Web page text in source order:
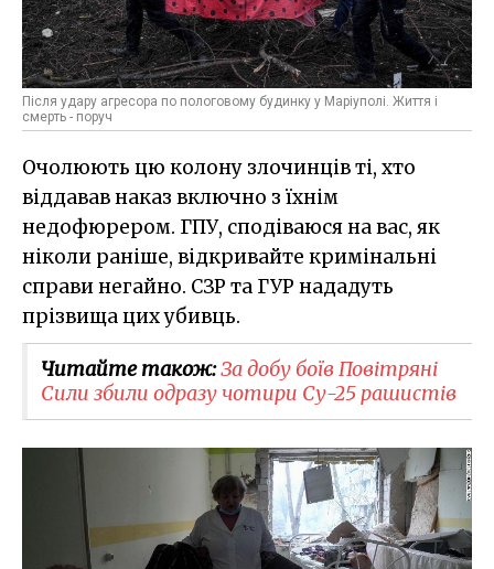
Після удару агресора по пологовому будинку у Маріуполі. Життя і
смерть - поруч
Очолюють цю колону злочинців ті, хто
віддавав наказ включно з їхнім
недофюрером. ГПУ, сподіваюся на вас, як
ніколи раніше, відкривайте кримінальні
справи негайно. СЗР та ГУР нададуть
прізвища цих убивць.
Читайте також:За добу боїв Повітряні
Сили збили одразу чотири Су-25 рашистів